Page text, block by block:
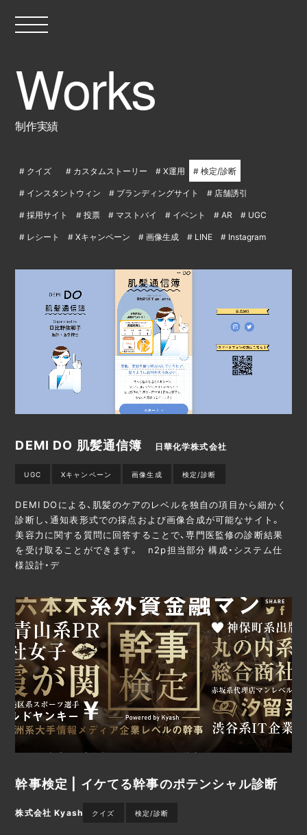
制作実績
クイズ カスタムストーリー X運用
検定/診断
インスタントウィン
ブランディングサイト
店舗誘引
採用サイト
投票 マストバイ イベント AR
UGC
レシート
Xキャンペーン 画像生成 LINE Instagram
DEMI DO 肌髪通信簿 日華化学株式会社
UGC Xキャンペーン 画像生成 検定/診断
DEMI DOによる、肌髪のケアのレベルを独自の項目から細かく
診断し、通知表形式での採点および画像合成が可能なサイト。
美容力に関する質問に回答することで、専門医監修の診断結果
を受け取ることができます。 n2p担当部分 構成・システム仕
様設計・デ
幹事検定 | イケてる幹事のポテンシャル診断
株式会社 Kyash クイズ 検定/診断